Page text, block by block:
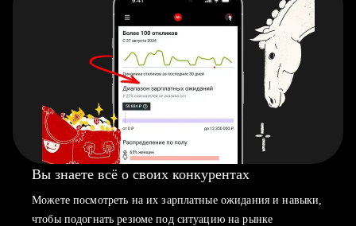
Вы знаете всё о своих конкурентах
Можете посмотреть на их зарплатные ожидания и навыки,
чтобы подогнать резюме под ситуацию на рынке